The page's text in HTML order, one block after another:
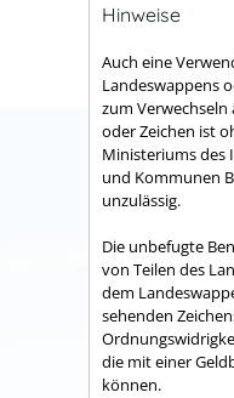
Hinweise
Auch eine
Landeswappens
zum
oder Zeichen ist
Ministeriums des
und Kommunen
unzulässig.
Die unbefugte
von Teilen des
dem
sehenden
die mit einer
können.